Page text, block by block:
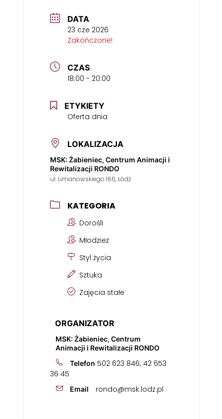
DATA
23 cze 2026
Zakończone!
CZAS
18:00 - 20:00
ETYKIETY
Oferta dnia
LOKALIZACJA
MSK: Żabieniec, Centrum Animacji i
Rewitalizacji RONDO
ul. Limanowskiego 166, Łódź
KATEGORIA
Dorośli
Młodzież
Styl życia
Sztuka
Zajęcia stałe
ORGANIZATOR
MSK: Żabieniec, Centrum
Animacji i Rewitalizacji RONDO
Telefon 502 623 846; 42 653
36 45
Email rondo@msk.lodz.pl